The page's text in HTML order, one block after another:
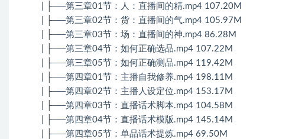
| ├──第三章01节：人：直播间的精.mp4 107.20M
| ├──第三章02节：货：直播间的气.mp4 105.97M
| ├──第三章03节：场：直播间的神.mp4 86.28M
| ├──第三章04节：如何正确选品.mp4 107.22M
| ├──第三章05节：如何正确测品.mp4 119.42M
| ├──第四章01节：主播自我修养.mp4 198.11M
| ├──第四章02节：主播人设定位.mp4 153.17M
| ├──第四章03节：直播话术脚本.mp4 104.58M
| ├──第四章04节：直播话术模版.mp4 145.14M
| ├──第四章05节：单品话术提炼.mp4 69.50M